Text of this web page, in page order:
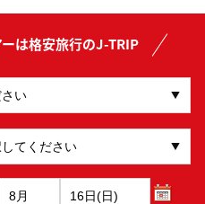
は格安旅行のJ-TRIP